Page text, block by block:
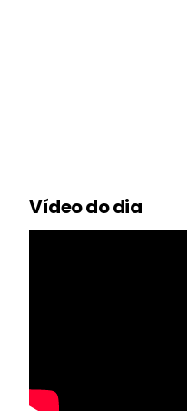
Vídeo do dia